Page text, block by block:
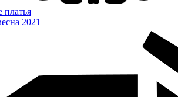
платья
2021